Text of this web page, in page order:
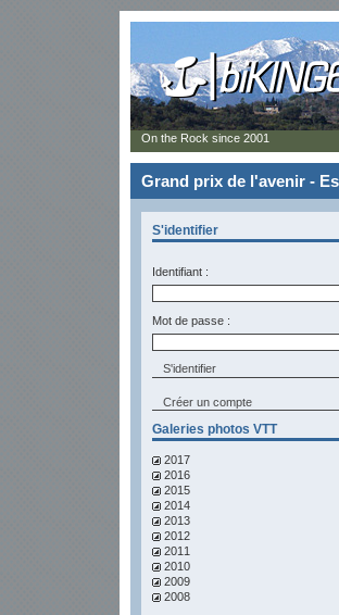
Grand prix de l'avenir -
S'identifier
Identifiant :
Mot de passe :
Créer un compte
Galeries photos VTT
2017
2016
2015
2014
2013
2012
2011
2010
2009
2008
On the Rock since 2001